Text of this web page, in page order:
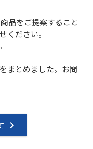
品をご提案すること
ください。
まとめました。お問